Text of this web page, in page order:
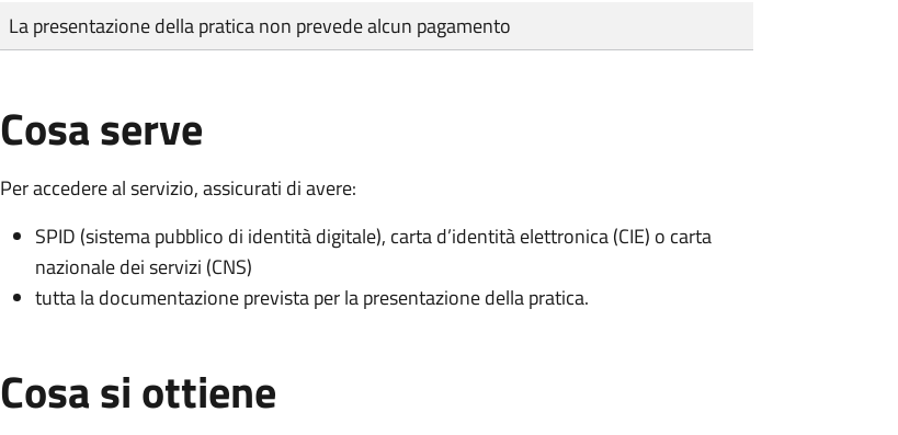
Tipo di pagamento
Importo
La presentazione della pratica non prevede alcun pagamento
Cosa serve
Per accedere al servizio, assicurati di avere:
SPID (sistema pubblico di identità digitale), carta d’identità elettronica (CIE) o carta
nazionale dei servizi (CNS)
tutta la documentazione prevista per la presentazione della pratica.
Cosa si ottiene